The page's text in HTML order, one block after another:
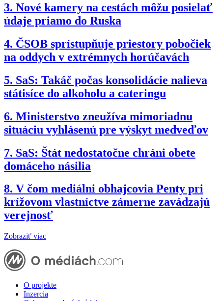
3. Nové kamery na cestách môžu posielať
údaje priamo do Ruska
4. ČSOB sprístupňuje priestory pobočiek
na oddych v extrémnych horúčavách
5. SaS: Takáč počas konsolidácie nalieva
státisíce do alkoholu a cateringu
6. Ministerstvo zneužíva mimoriadnu
situáciu vyhlásenú pre výskyt medveďov
7. SaS: Štát nedostatočne chráni obete
domáceho násilia
8. V čom mediálni obhajcovia Penty pri
krížovom vlastníctve zámerne zavádzajú
verejnosť
Zobraziť viac
O projekte
Inzercia